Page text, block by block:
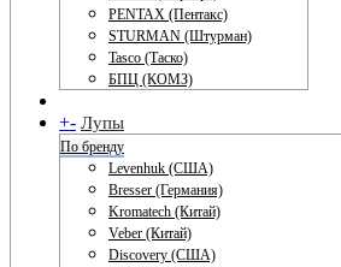
PENTAX (Пентакс)
STURMAN (Штурман)
Tasco (Таско)
БПЦ (КОМЗ)
+- Лупы
По бренду
Levenhuk (США)
Bresser (Германия)
Kromatech (Китай)
Veber (Китай)
Discovery (США)